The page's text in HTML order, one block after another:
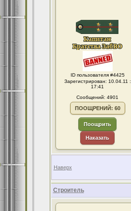
ID пользователя #4425
Зарегистрирован: 10.04.11 :
17:41
Сообщений: 4901
ПООЩРЕНИЙ: 60
Поощрить
Наказать
Наверх
Строитель